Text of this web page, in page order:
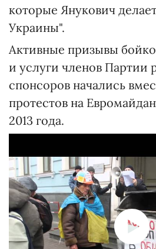
которые Янукович
Украины".
Активные призывы
и услуги членов Партии
спонсоров начались
протестов на
2013 года.